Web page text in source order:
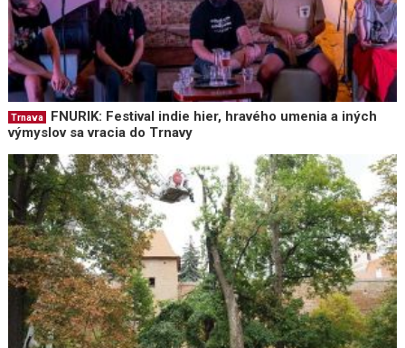
Trnava
FNURIK: Festival indie hier, hravého umenia a iných
výmyslov sa vracia do Trnavy